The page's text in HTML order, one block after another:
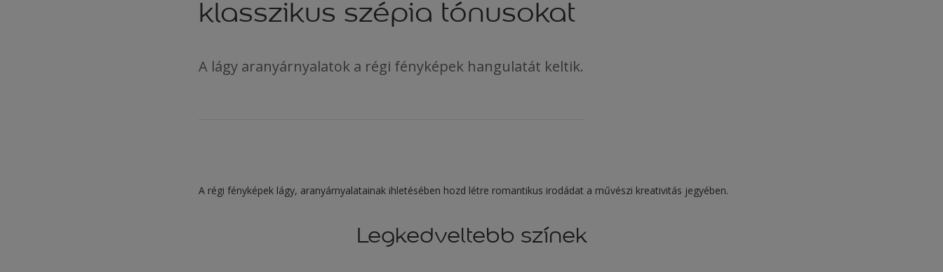
klasszikus szépia tónusokat
A lágy aranyárnyalatok a régi fényképek hangulatát keltik.
A régi fényképek lágy, aranyárnyalatainak ihletésében hozd létre romantikus irodádat a művészi kreativitás jegyében.
Legkedveltebb színek